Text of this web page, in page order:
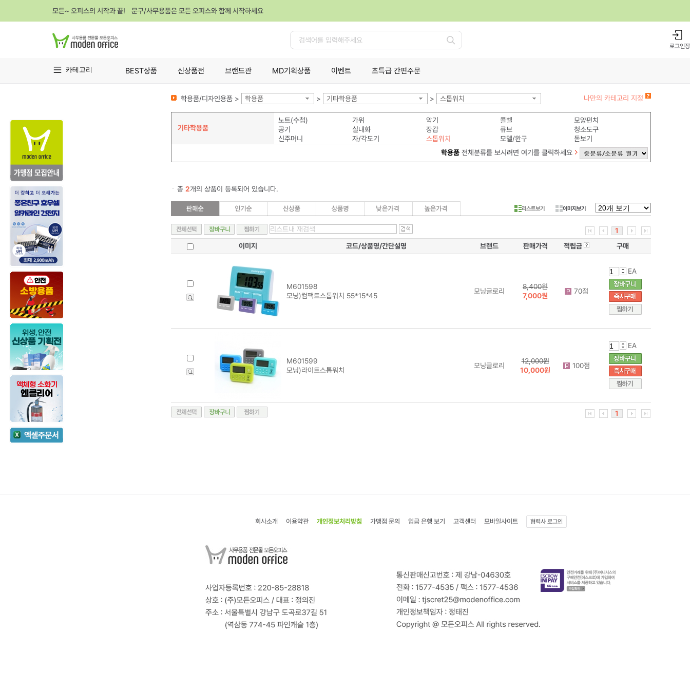
모든~ 오피스의 시작과 끝! 문구/사무용품은 모든 오피스와 함께 시작하세요
검
로그인
카테고리 BEST상품 신상품전 브랜드관 MD기획상품 이벤트 초특급 간편주문
학용품/디자인용품 > 학용품 > 기타학용품 > 스톱워치 나만의 카테고리 지정
기타학용품
노트(수첩) 가위 악기 콜벨
모양펀치
공기
실내화 장갑 큐브
청소도구
신주머니
자/각도기 스톱워치 모델/완구
돋보기
학용품전체분류를 보시려면 여기를 클릭하세요
총 2개의 상품이 등록되어 있습니다.
리스트보기 이미지보기
1
이미지
코드/상품명/간단설명 브랜드 판매가격 적립금 구매
M601598
모닝)컴팩트스톱워치 55*15*45
모닝글로리
8,400원
7,000원
70점
EA
M601599
모닝)라이트스톱워치
모닝글로리
12,000원
10,000원
100점
EA
1
회사소개 이용약관 개인정보처리방침 가맹점 문의 입금 은행 보기 고객센터 모바일사이트 협력사 로그인